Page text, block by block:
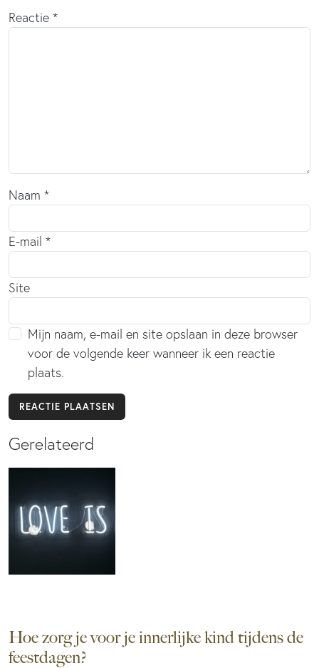
Reactie *
Naam *
E-mail *
Site
Mijn naam, e-mail en site opslaan in deze browser
voor de volgende keer wanneer ik een reactie
plaats.
Gerelateerd
Hoe zorg je voor je innerlijke kind tijdens de
feestdagen?